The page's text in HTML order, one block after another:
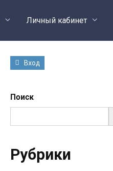
Личный кабинет
Вход
Поиск
Рубрики